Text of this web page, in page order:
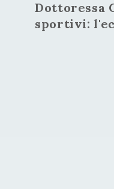
Dottoressa
sportivi: